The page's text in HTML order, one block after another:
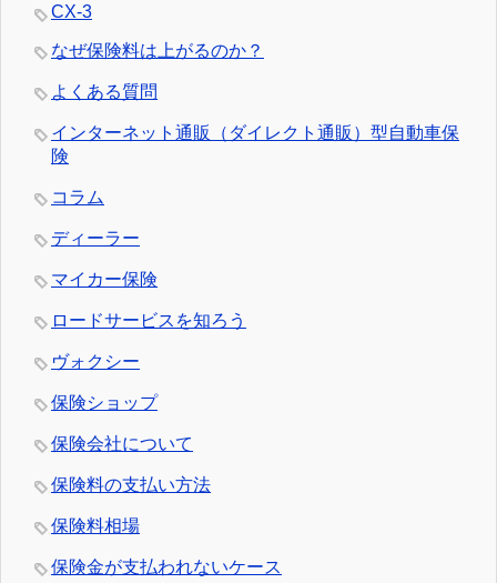
CX-3
なぜ保険料は上がるのか？
よくある質問
インターネット通販（ダイレクト通販）型自動車保
険
コラム
ディーラー
マイカー保険
ロードサービスを知ろう
ヴォクシー
保険ショップ
保険会社について
保険料の支払い方法
保険料相場
保険金が支払われないケース